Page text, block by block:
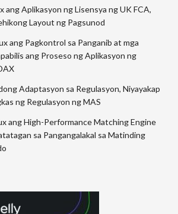
ang Aplikasyon ng Lisensya ng UK FCA,
Layout ng Pagsunod
ang Pagkontrol sa Panganib at mga
ang Proseso ng Aplikasyon ng
Adaptasyon sa Regulasyon, Niyayakap
ng Regulasyon ng MAS
ang High-Performance Matching Engine
sa Pangangalakal sa Matinding